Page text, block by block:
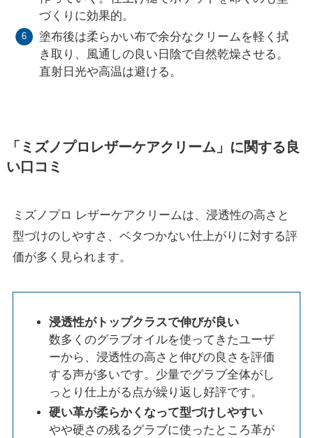
づくりに効果的。
塗布後は柔らかい布で余分なクリームを軽く拭
き取り、風通しの良い日陰で自然乾燥させる。
直射日光や高温は避ける。
「ミズノプロレザーケアクリーム」に関する良
い口コミ
ミズノプロ レザーケアクリームは、浸透性の高さと
型づけのしやすさ、ベタつかない仕上がりに対する評
価が多く見られます。
浸透性がトップクラスで伸びが良い
数多くのグラブオイルを使ってきたユーザ
ーから、浸透性の高さと伸びの良さを評価
する声が多いです。少量でグラブ全体がし
っとり仕上がる点が繰り返し好評です。
硬い革が柔らかくなって型づけしやすい
やや硬さの残るグラブに使ったところ革が